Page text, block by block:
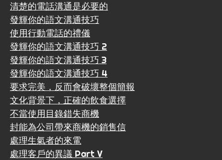
清楚的電話溝通是必要的
發輝你的語文溝通技巧
使用行動電話的禮儀
發輝你的語文溝通技巧 2
發輝你的語文溝通技巧 3
發輝你的語文溝通技巧 4
要求完美，反而會破壞整個簡報
文化背景下，正確的飲食選擇
不當使用目錄錯失商機
封能為公司帶來商機的銷售信
處理生氣者的來電
處理客戶的異議 Part V